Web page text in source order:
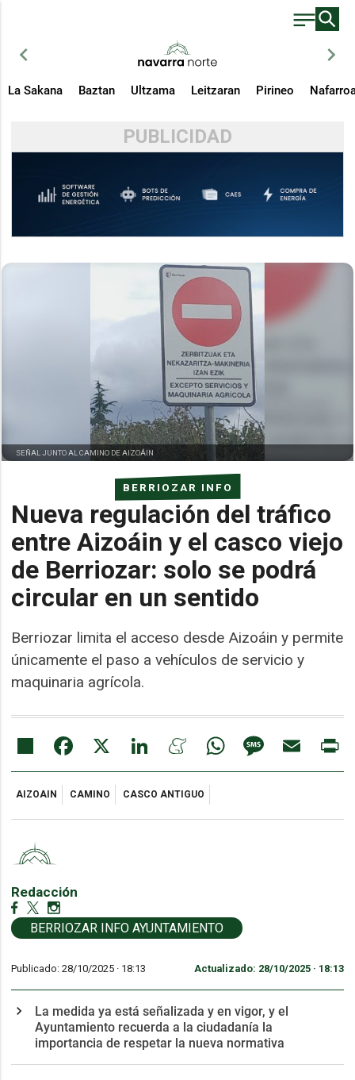
chevron_left chevron_right
La Sakana Baztan Ultzama Leitzaran Pirineo
PUBLICIDAD
BERRIOZAR INFO
Nueva regulación del tráfico
entre Aizoáin y el casco viejo
de Berriozar: solo se podrá
circular en un sentido
Berriozar limita el acceso desde Aizoáin y permite
únicamente el paso a vehículos de servicio y
maquinaria agrícola.
SEÑAL JUNTO AL CAMINO DE AIZOÁIN
Share Facebook LinkedIn MeneameWhatsAppMessageEmail
AIZOAIN CAMINO CASCO ANTIGUO
Redacción
BERRIOZAR INFO AYUNTAMIENTO
Publicado: 28/10/2025 · 18:13 Actualizado: 28/10/2025 · 18:13
La medida ya está señalizada y en vigor, y el
Ayuntamiento recuerda a la ciudadanía la
importancia de respetar la nueva normativa